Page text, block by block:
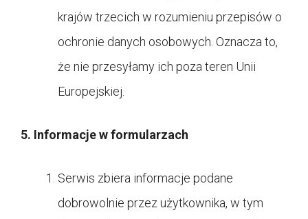
krajów trzecich w rozumieniu przepisów o
ochronie danych osobowych. Oznacza to,
że nie przesyłamy ich poza teren Unii
Europejskiej.
5. Informacje w formularzach
Serwis zbiera informacje podane
dobrowolnie przez użytkownika, w tym